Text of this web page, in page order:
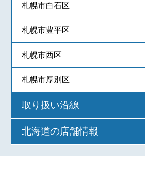
札幌市白石区
札幌市豊平区
札幌市西区
札幌市厚別区
取り扱い沿線
北海道の店舗情報